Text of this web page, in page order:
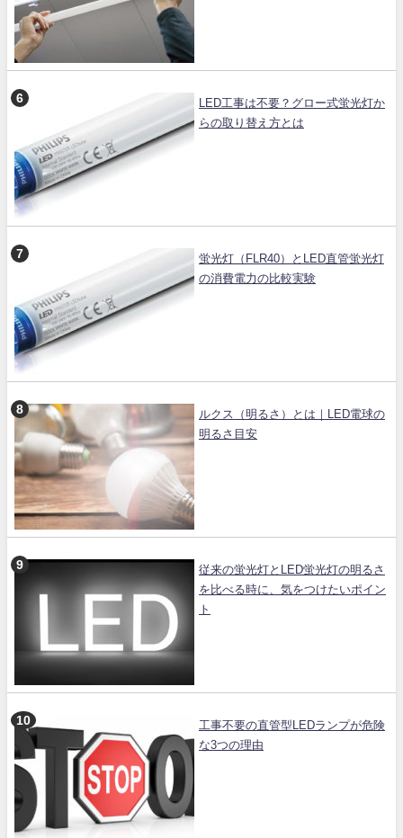
LED工事は不要？グロー式蛍光灯か
らの取り替え方とは
蛍光灯（FLR40）とLED直管蛍光灯
の消費電力の比較実験
ルクス（明るさ）とは｜LED電球の
明るさ目安
従来の蛍光灯とLED蛍光灯の明るさ
を比べる時に、気をつけたいポイン
ト
工事不要の直管型LEDランプが危険
な3つの理由